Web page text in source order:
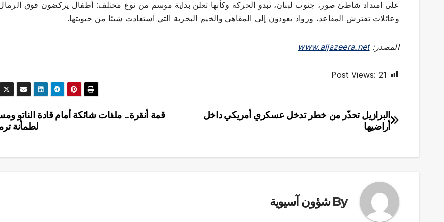
على امتداد شاطئ صور، جنوب لبنان، تبدو الحركة وكأنها تعلن بداية موسم من نوع مختلف: أطفال يركضون فوق
وعائلات تفترش المقاعد، ورواد يعودون إلى المقاهي والخيم البحرية التي استعادت شيئا من حيويتها.
المصدر:www.aljazeera.net
Post Views: 21
تصفّح
قمة أنقرة.. ملفات شائكة أمام قادة الناتو
لطمأنة
البرازيل تحذّر من خطر تدخل عسكري أمريكي داخل
أراضيها
By شؤون آسيوية